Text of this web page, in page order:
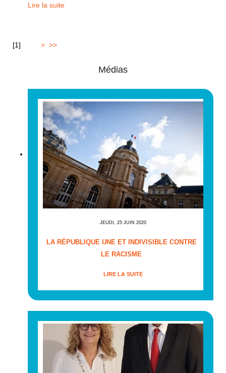
Lire la suite
[1] > >>
Médias
JEUDI, 25 JUIN 2020
LA RÉPUBLIQUE UNE ET INDIVISIBLE CONTRE
LE RACISME
LIRE LA SUITE